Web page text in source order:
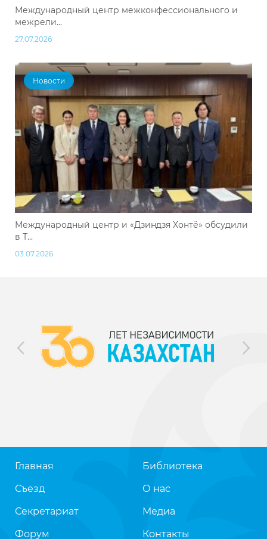
Международный центр межконфессионального и
межрели...
27.07.2026
Новости
Международный центр и «Дзиндзя Хонтё» обсудили
в Т...
03.07.2026
Главная
Съезд
Секретариат
Форум
Библиотека
О нас
Медиа
Контакты